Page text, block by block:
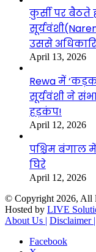
कुर्सी पर बैठते
उससे
April 13, 2026
Rewa में
सूर्यवंशी ने
हड़कंप!
April 12, 2026
पश्चिम बंगाल
घिरे
April 12, 2026
© Copyright 2026, All
Hosted by LIVE
About Us | Disclaimer |
Facebook